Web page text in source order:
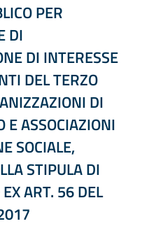
PER
DI
DI INTERESSE
DEL TERZO
DI
E ASSOCIAZIONI
SOCIALE,
STIPULA DI
ART. 56 DEL